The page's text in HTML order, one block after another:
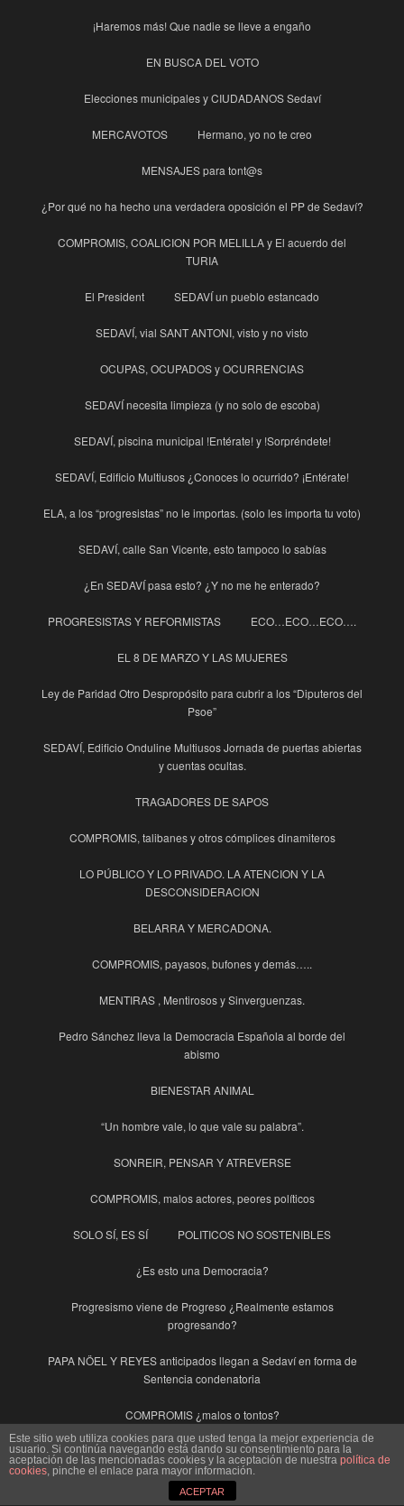
¡Haremos más! Que nadie se lleve a engaño
EN BUSCA DEL VOTO
Elecciones municipales y CIUDADANOS Sedaví
MERCAVOTOS Hermano, yo no te creo
MENSAJES para tont@s
¿Por qué no ha hecho una verdadera oposición el PP de Sedaví?
COMPROMIS, COALICION POR MELILLA y El acuerdo del
TURIA
El President SEDAVÍ un pueblo estancado
SEDAVÍ, vial SANT ANTONI, visto y no visto
OCUPAS, OCUPADOS y OCURRENCIAS
SEDAVÍ necesita limpieza (y no solo de escoba)
SEDAVÍ, piscina municipal !Entérate! y !Sorpréndete!
SEDAVÍ, Edificio Multiusos ¿Conoces lo ocurrido? ¡Entérate!
ELA, a los “progresistas” no le importas. (solo les importa tu voto)
SEDAVÍ, calle San Vicente, esto tampoco lo sabías
¿En SEDAVÍ pasa esto? ¿Y no me he enterado?
PROGRESISTAS Y REFORMISTAS ECO…ECO…ECO….
EL 8 DE MARZO Y LAS MUJERES
Ley de Paridad Otro Despropósito para cubrir a los “Diputeros del
Psoe”
SEDAVÍ, Edificio Onduline Multiusos Jornada de puertas abiertas
y cuentas ocultas.
TRAGADORES DE SAPOS
COMPROMIS, talibanes y otros cómplices dinamiteros
LO PÚBLICO Y LO PRIVADO. LA ATENCION Y LA
DESCONSIDERACION
BELARRA Y MERCADONA.
COMPROMIS, payasos, bufones y demás…..
MENTIRAS , Mentirosos y Sinverguenzas.
Pedro Sánchez lleva la Democracia Española al borde del
abismo
BIENESTAR ANIMAL
“Un hombre vale, lo que vale su palabra”.
SONREIR, PENSAR Y ATREVERSE
COMPROMIS, malos actores, peores políticos
SOLO SÍ, ES SÍ POLITICOS NO SOSTENIBLES
¿Es esto una Democracia?
Progresismo viene de Progreso ¿Realmente estamos
progresando?
PAPA NÖEL Y REYES anticipados llegan a Sedaví en forma de
Sentencia condenatoria
COMPROMIS ¿malos o tontos?
“I” mayúscula de Irene Montero
EL CÓDIGO PENAL AVECREM.
Este sitio web utiliza cookies para que usted tenga la mejor experiencia de
usuario. Si continúa navegando está dando su consentimiento para la
aceptación de las mencionadas cookies y la aceptación de nuestra política de
cookies, pinche el enlace para mayor información.
ACEPTAR